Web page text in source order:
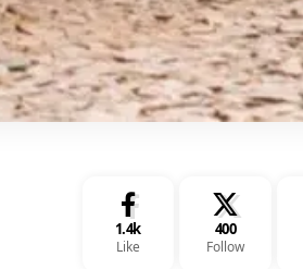
1.4k
Like
400
Follow